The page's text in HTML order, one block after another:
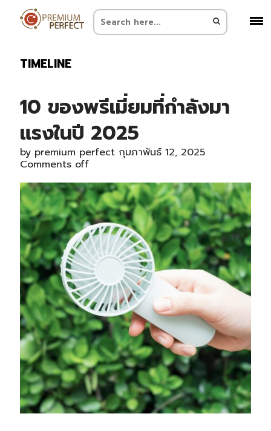
TIMELINE
10 ของพรีเมี่ยมที่กำลังมา
แรงในปี 2025
by premium perfect กุมภาพันธ์ 12, 2025
Comments off